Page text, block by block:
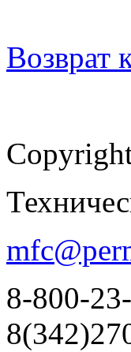
Возврат
8-800-